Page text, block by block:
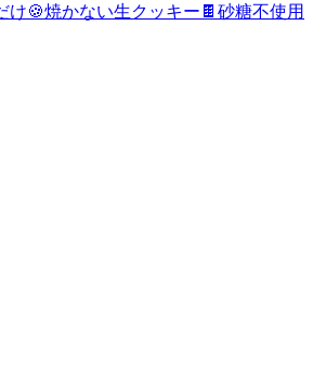
け🍪焼かない生クッキー🍫砂糖不使用